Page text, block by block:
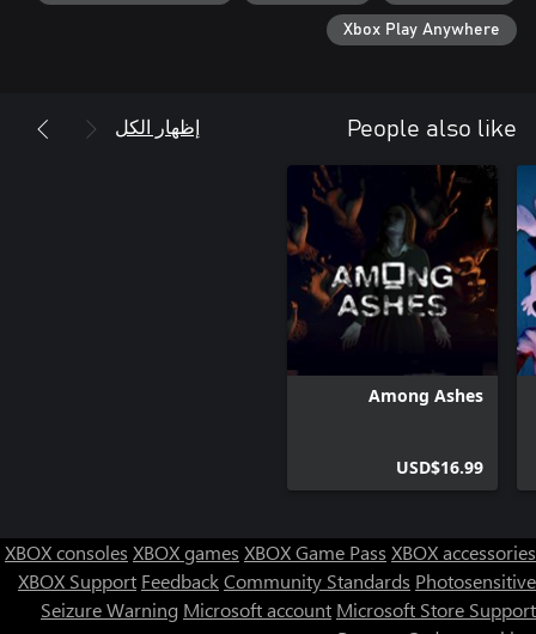
Xbox Play Anywhere
People also like إظهار الكل
Among Ashes
USD$16.99
XBOX consoles XBOX games XBOX Game Pass XBOX accessories
XBOX Support FeedbackCommunity Standards Photosensitive
Seizure Warning Microsoft account Microsoft Store Support